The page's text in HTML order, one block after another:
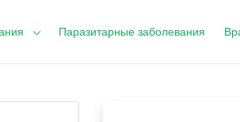
Паразитарные заболевания